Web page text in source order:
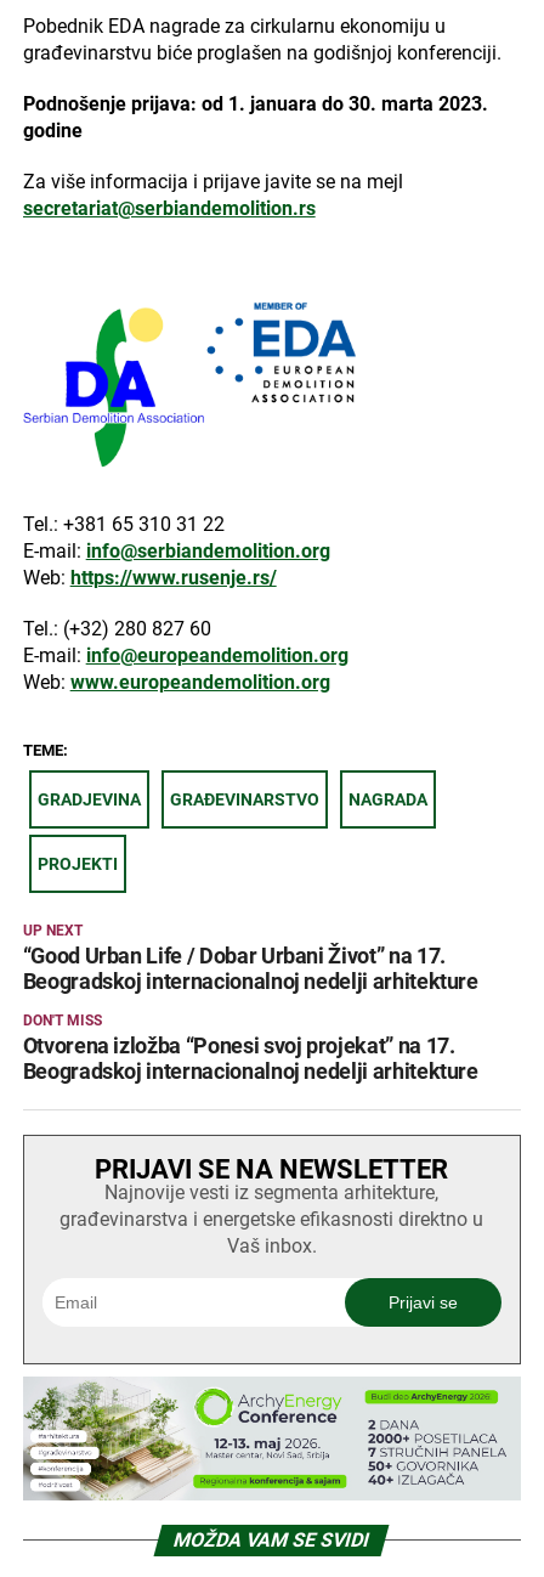
Pobednik EDA nagrade za cirkularnu ekonomiju u
građevinarstvu biće proglašen na godišnjoj konferenciji.
Podnošenje prijava: od 1. januara do 30. marta 2023.
godine
Za više informacija i prijave javite se na mejl
secretariat@serbiandemolition.rs
Tel.: +381 65 310 31 22
E-mail: info@serbiandemolition.org
Web: https://www.rusenje.rs/
Tel.: (+32) 280 827 60
E-mail: info@europeandemolition.org
Web: www.europeandemolition.org
TEME:
GRADJEVINA GRAĐEVINARSTVO NAGRADA
PROJEKTI
UP NEXT
“Good Urban Life / Dobar Urbani Život” na 17.
Beogradskoj internacionalnoj nedelji arhitekture
DON'T MISS
Otvorena izložba “Ponesi svoj projekat” na 17.
Beogradskoj internacionalnoj nedelji arhitekture
PRIJAVI SE NA NEWSLETTER
Najnovije vesti iz segmenta arhitekture,
građevinarstva i energetske efikasnosti direktno u
Vaš inbox.
MOŽDA VAM SE SVIDI